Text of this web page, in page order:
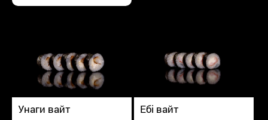
Унаги вайт Ебі вайт